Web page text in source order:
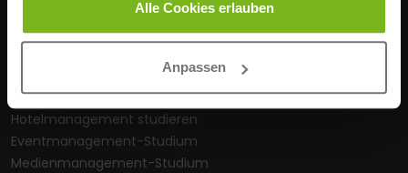
Alle Cookies erlauben
Anpassen
Sporttrainer-Ausbildung
Leistungssportler
Gesundheitsmanagement-Studium
Coaching-Weiterbildungen
Hotelmanagement studieren
Eventmanagement-Studium
Medienmanagement-Studium